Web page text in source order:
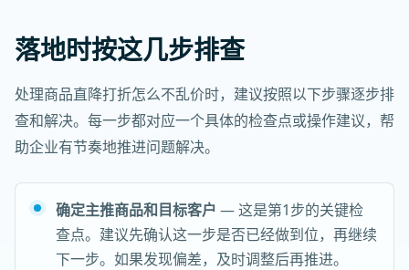
落地时按这几步排查
处理商品直降打折怎么不乱价时，建议按照以下步骤逐步排
查和解决。每一步都对应一个具体的检查点或操作建议，帮
助企业有节奏地推进问题解决。
确定主推商品和目标客户 — 这是第1步的关键检
查点。建议先确认这一步是否已经做到位，再继续
下一步。如果发现偏差，及时调整后再推进。